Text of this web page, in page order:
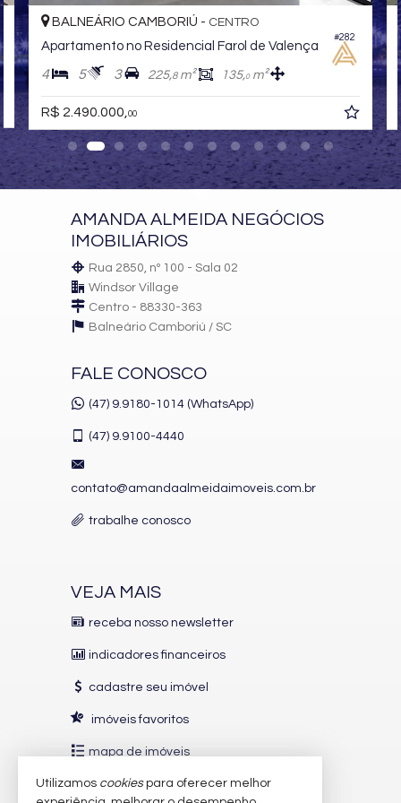
#282
BALNEÁRIO CAMBORIÚ - CENTRO
Apartamento no Residencial Farol de Valença
4 5 3 225,8m² 135,0m²
R$ 2.490.000,00
AMANDA ALMEIDA NEGÓCIOS
IMOBILIÁRIOS
Rua 2850, nº 100 - Sala 02
Windsor Village
Centro - 88330-363
Balneário Camboriú / SC
FALE CONOSCO
(47) 9.9180-1014 (WhatsApp)
(47) 9.9100-4440
contato@amandaalmeidaimoveis.com.br
trabalhe conosco
VEJA MAIS
receba nosso newsletter
indicadores financeiros
cadastre seu imóvel
imóveis favoritos
mapa de imóveis
Utilizamos cookiespara oferecer melhor